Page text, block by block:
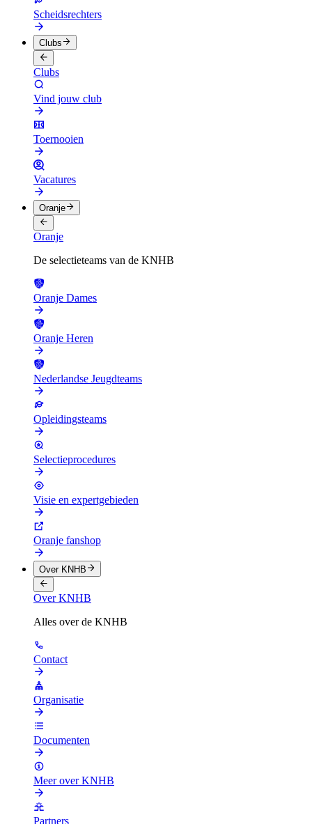
Scheidsrechters
Clubs
Clubs
Vind jouw club
Toernooien
Vacatures
Oranje
Oranje
De selectieteams van de KNHB
Oranje Dames
Oranje Heren
Nederlandse Jeugdteams
Opleidingsteams
Selectieprocedures
Visie en expertgebieden
Oranje fanshop
Over KNHB
Over KNHB
Alles over de KNHB
Contact
Organisatie
Documenten
Meer over KNHB
Partners